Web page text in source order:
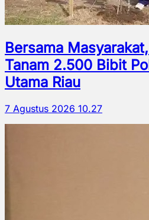
Bersama
Tanam 2.500 Bibit
Utama Riau
7 Agustus 2026 10.27